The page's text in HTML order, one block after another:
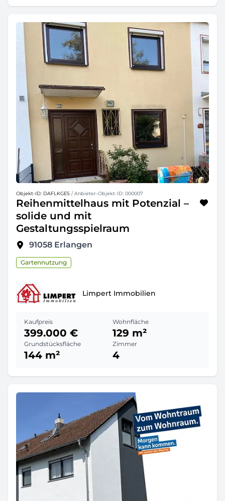
Objekt-ID: DAFLKGES / Anbieter-Objekt-ID: 000007
Reihenmittelhaus mit Potenzial –
solide und mit
Gestaltungsspielraum
91058 Erlangen
Gartennutzung
Limpert Immobilien
Kaufpreis
399.000 €
Wohnfläche
129 m²
Grundstücksfläche
144 m²
Zimmer
4